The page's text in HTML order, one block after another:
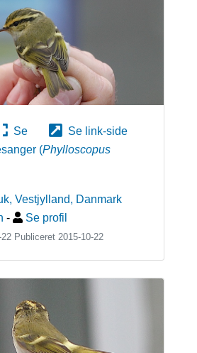
Se
Se link-side
(Phylloscopus
Vestjylland, Danmark
- Se profil
Publiceret 2015-10-22